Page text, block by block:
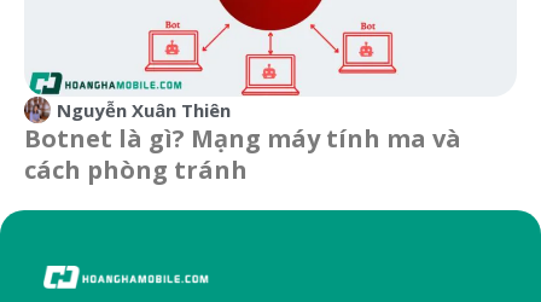
Nguyễn Xuân Thiên
Botnet là gì? Mạng máy tính ma và
cách phòng tránh